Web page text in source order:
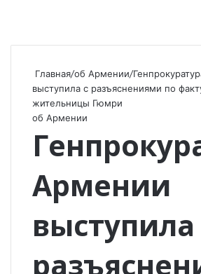
Главная/об Армении/
выступила с разъяснениями по
жительницы Гюмри
об Армении
Армении
выступила